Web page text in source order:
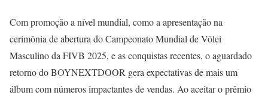
Com promoção a nível mundial, como a apresentação na
cerimônia de abertura do Campeonato Mundial de Vôlei
Masculino da FIVB 2025, e as conquistas recentes, o aguardado
retorno do BOYNEXTDOOR gera expectativas de mais um
álbum com números impactantes de vendas. Ao aceitar o prêmio